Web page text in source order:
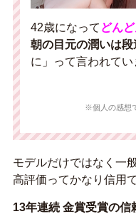
42歳になって どん
朝の目元の潤いは段
に」って言われてい
※個人の感想
モデルだけではなく一
高評価ってかなり信用
13年連続 金賞受賞の信